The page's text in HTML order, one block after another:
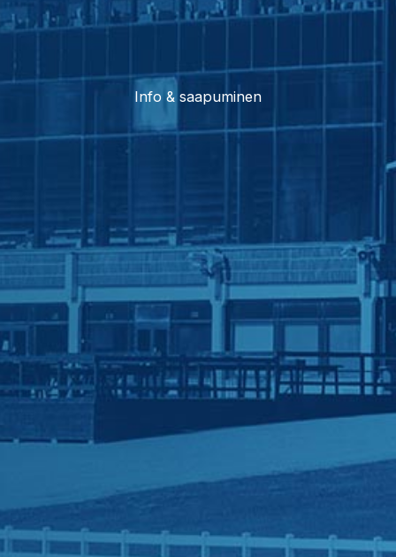
Info & saapuminen